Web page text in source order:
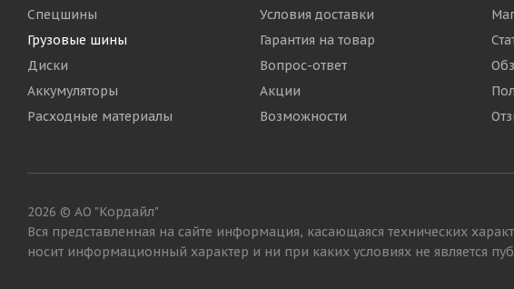
Спецшины
Грузовые шины
Диски
Аккумуляторы
Расходные материалы
Условия доставки
Гарантия на товар
Вопрос-ответ
Акции
Возможности
2026 © АО "Кордайл"
Вся представленная на сайте информация, касающаяся технических
носит информационный характер и ни при каких условиях не является